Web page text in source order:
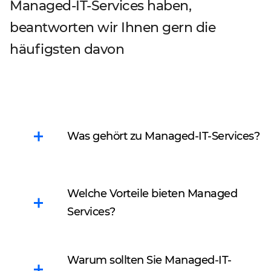
Managed-IT-Services haben,
beantworten wir Ihnen gern die
häufigsten davon
Was gehört zu Managed-IT-Services?
ermöglichen es,
infrastrukturbezogene
übergeben.
Welche Vorteile bieten Managed
Services?
Wenn Sie den Preis der
Warum sollten Sie Managed-IT-